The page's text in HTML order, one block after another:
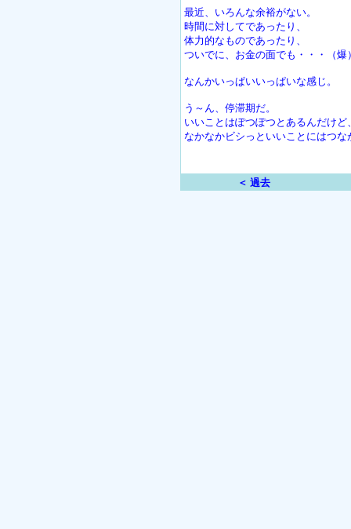
最近、いろんな余裕がない。
時間に対してであったり、
体力的なものであったり、
ついでに、お金の面でも・・・（爆
なんかいっぱいいっぱいな感じ。
う～ん、停滞期だ。
いいことはぽつぽつとあるんだけど
なかなかビシっといいことにはつな
＜ 過去